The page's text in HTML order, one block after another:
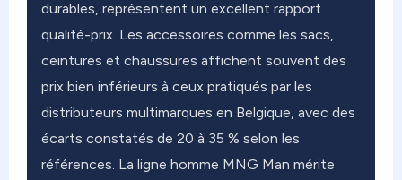
durables, représentent un excellent rapport
qualité-prix. Les accessoires comme les sacs,
ceintures et chaussures affichent souvent des
prix bien inférieurs à ceux pratiqués par les
distributeurs multimarques en Belgique, avec des
écarts constatés de 20 à 35 % selon les
références. La ligne homme MNG Man mérite